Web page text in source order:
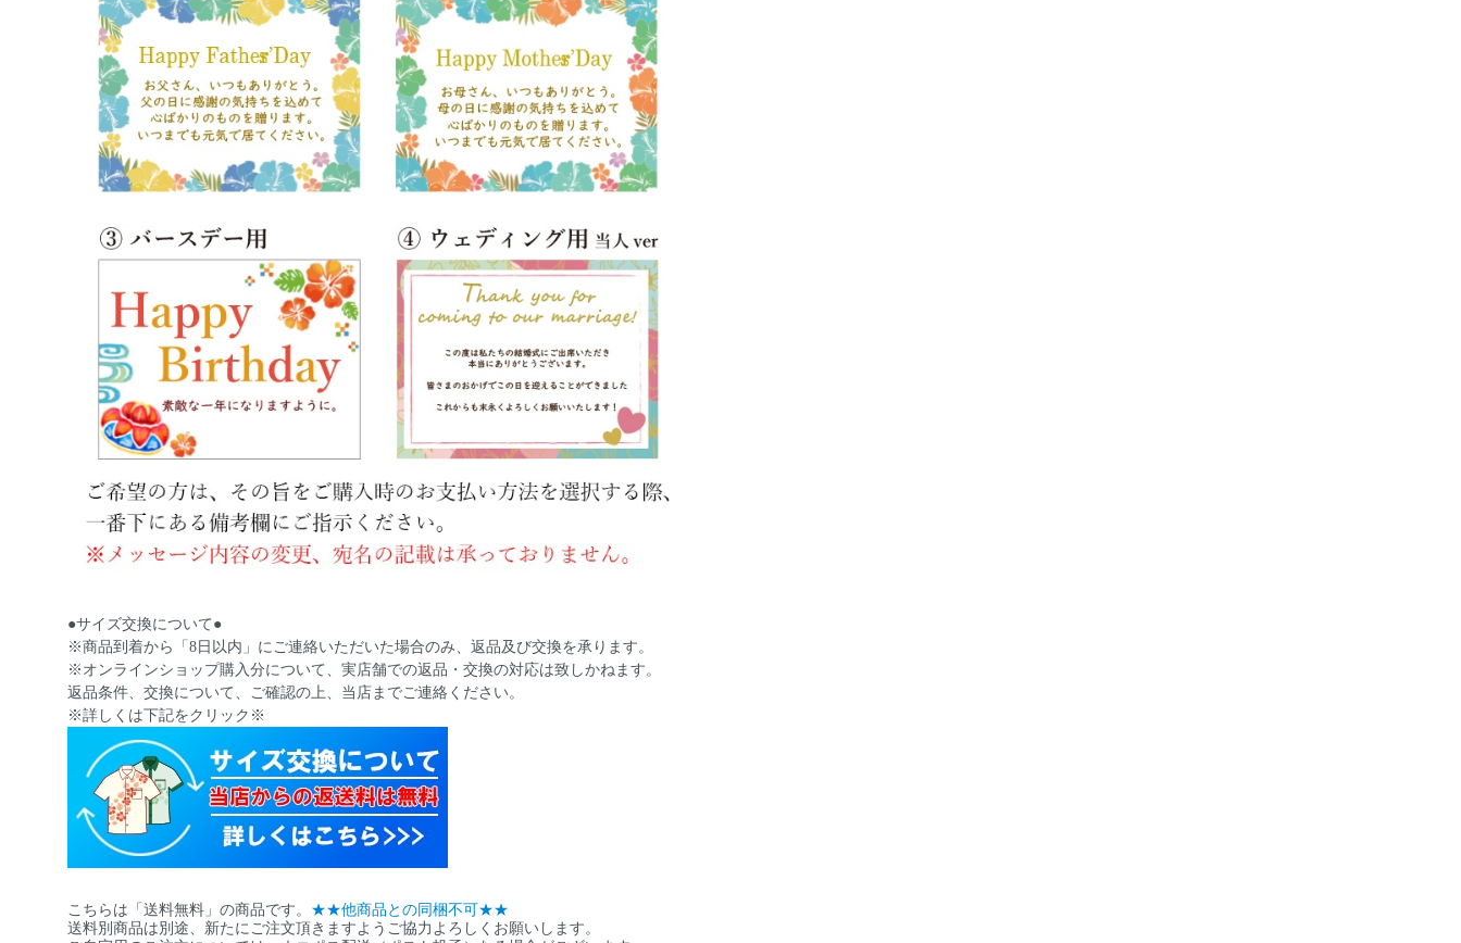
●サイズ交換について●
※商品到着から「8日以内」にご連絡いただいた場合のみ、返品及び交換を承ります。
※オンラインショップ購入分について、実店舗での返品・交換の対応は致しかねます。
返品条件、交換について、ご確認の上、当店までご連絡ください。
※詳しくは下記をクリック※
こちらは「送料無料」の商品です。 ★★他商品との同梱不可★★
送料別商品は別途、新たにご注文頂きますようご協力よろしくお願いします。